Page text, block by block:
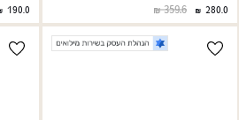
280.0
359.6
190.0